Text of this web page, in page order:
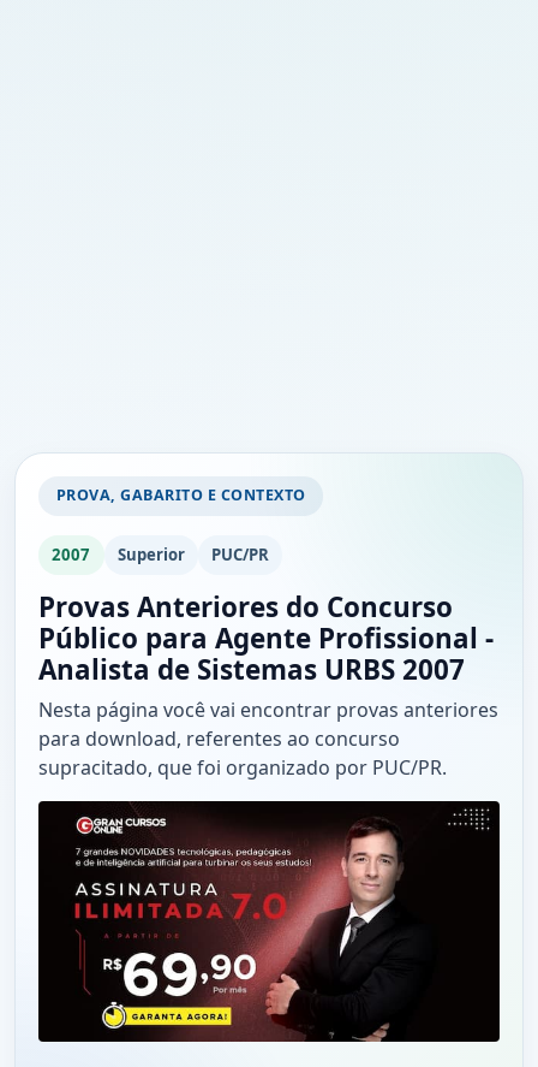
PROVA, GABARITO E CONTEXTO
2007 Superior PUC/PR
Provas Anteriores do Concurso
Público para Agente Profissional -
Analista de Sistemas URBS 2007
Nesta página você vai encontrar provas anteriores
para download, referentes ao concurso
supracitado, que foi organizado por PUC/PR.